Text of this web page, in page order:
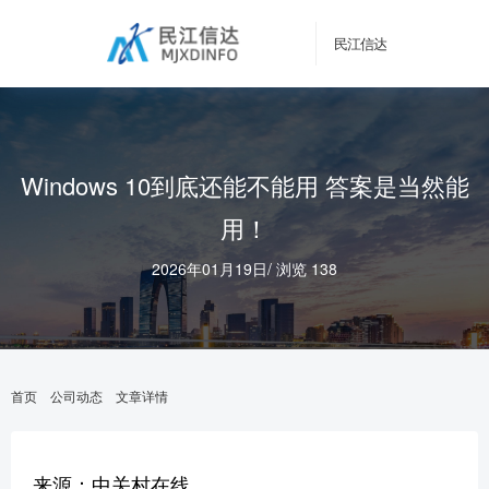
民江信达
Windows 10到底还能不能用 答案是当然能
用！
2026年01月19日/ 浏览 138
首页 公司动态 文章详情
来源：中关村在线